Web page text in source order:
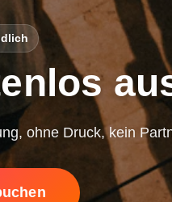
ohne Druck, kein